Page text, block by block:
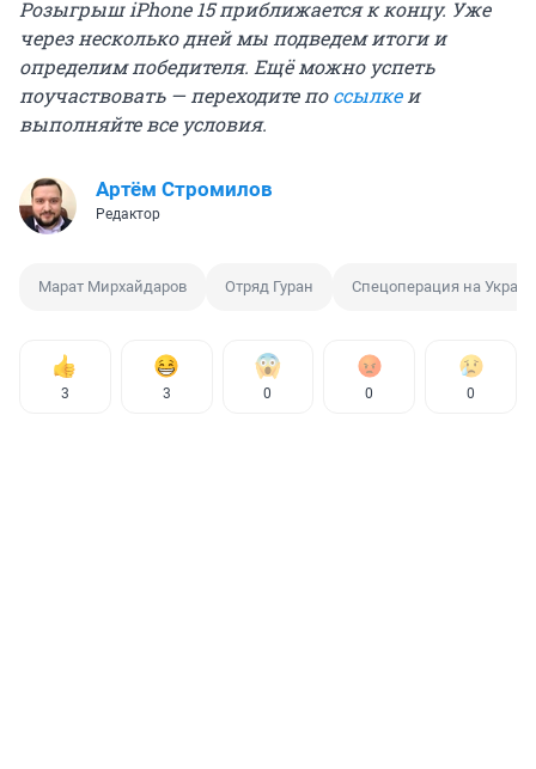
Розыгрыш iPhone 15 приближается к концу. Уже
через несколько дней мы подведем итоги и
определим победителя. Ещё можно успеть
поучаствовать — переходите поссылкеи
выполняйте все условия.
Артём Стромилов
Редактор
Марат Мирхайдаров Отряд Гуран Спецоперация на
3 3 0 0 0